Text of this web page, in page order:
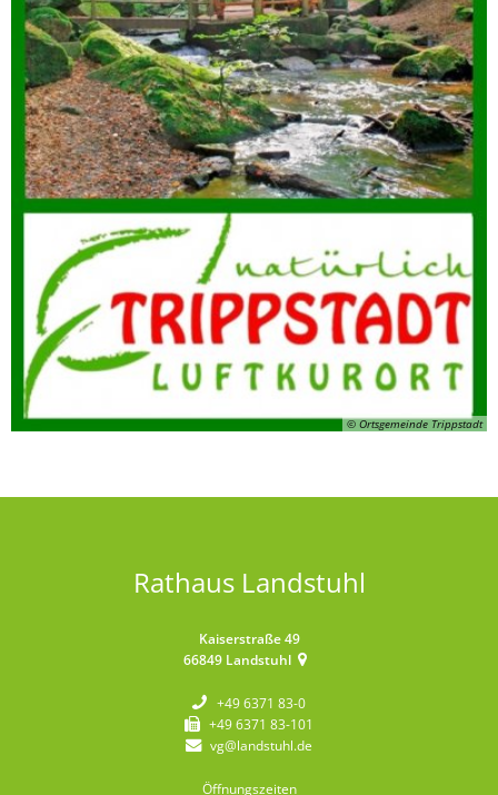
© Ortsgemeinde Trippstadt
Rathaus Landstuhl
Kaiserstraße 49
66849 Landstuhl
+49 6371 83-0
+49 6371 83-101
vg@landstuhl.de
Öffnungszeiten